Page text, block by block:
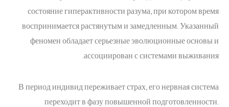
состояние гиперактивности разума, при котором время
воспринимается растянутым и замедленным. Указанный
феномен обладает серьезные эволюционные основы и
ассоциирован с системами выживания.
В период индивид переживает страх, его нервная система
переходит в фазу повышенной подготовленности.